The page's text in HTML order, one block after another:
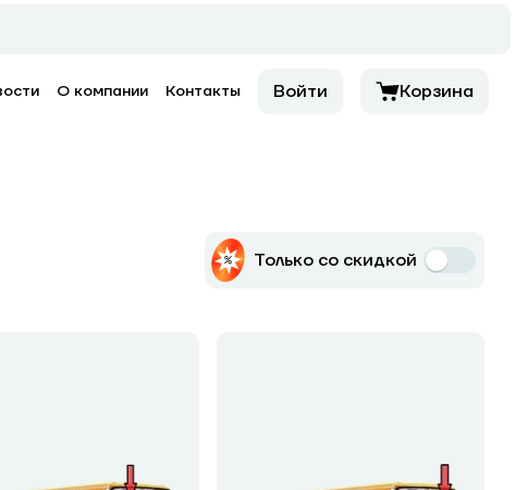
О компании Контакты Войти Корзина
Только со скидкой